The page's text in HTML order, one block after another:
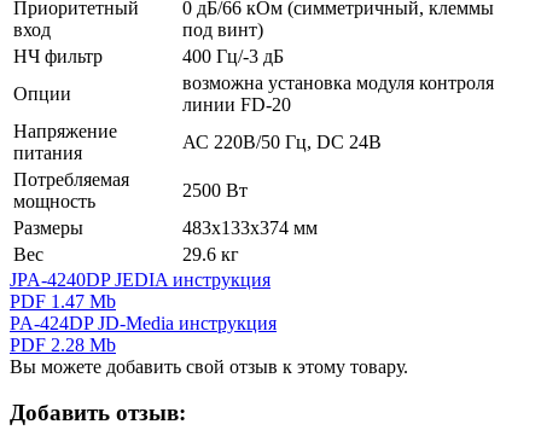
Приоритетный
вход
0 дБ/66 кОм (симметричный, клеммы
под винт)
НЧ фильтр
400 Гц/-3 дБ
Опции
возможна установка модуля контроля
линии FD-20
Напряжение
питания
АС 220В/50 Гц, DC 24В
Потребляемая
мощность
2500 Вт
Размеры
483х133х374 мм
Вес
29.6 кг
JPA-4240DP JEDIA инструкция
PDF 1.47 Mb
PA-424DP JD-Media инструкция
PDF 2.28 Mb
Вы можете добавить свой отзыв к этому товару.
Добавить отзыв: